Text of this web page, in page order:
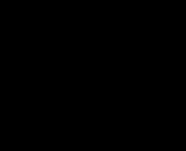
заказ быстро, качество просто супер! Всё